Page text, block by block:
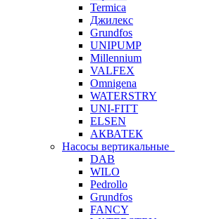
Termica
Джилекс
Grundfos
UNIPUMP
Millennium
VALFEX
Omnigena
WATERSTRY
UNI-FITT
ELSEN
АКВАТЕК
Насосы вертикальные
DAB
WILO
Pedrollo
Grundfos
FANCY